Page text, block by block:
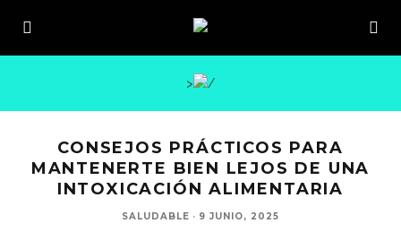
>
CONSEJOS PRÁCTICOS PARA
MANTENERTE BIEN LEJOS DE UNA
INTOXICACIÓN ALIMENTARIA
SALUDABLE · 9 JUNIO, 2025